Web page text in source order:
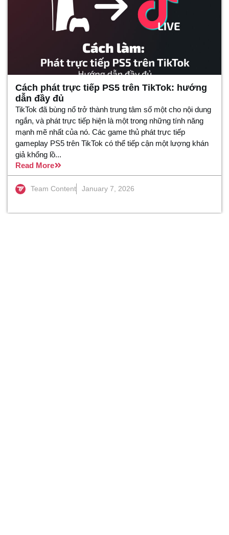
Cách phát trực tiếp PS5 trên TikTok: hướng
dẫn đầy đủ
TikTok đã bùng nổ trở thành trung tâm số một cho nội dung
ngắn, và phát trực tiếp hiện là một trong những tính năng
mạnh mẽ nhất của nó. Các game thủ phát trực tiếp
gameplay PS5 trên TikTok có thể tiếp cận một lượng khán
giả khổng lồ...
Read More
Team Content January 7, 2026